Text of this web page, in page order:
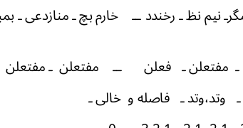
ـ رخندد ــ خارم بچ ـ منازدعی ـ
ـ فعلن ــ مفتعلن ـ مفتعلن ـ
ـ فاصله و خالی ـ